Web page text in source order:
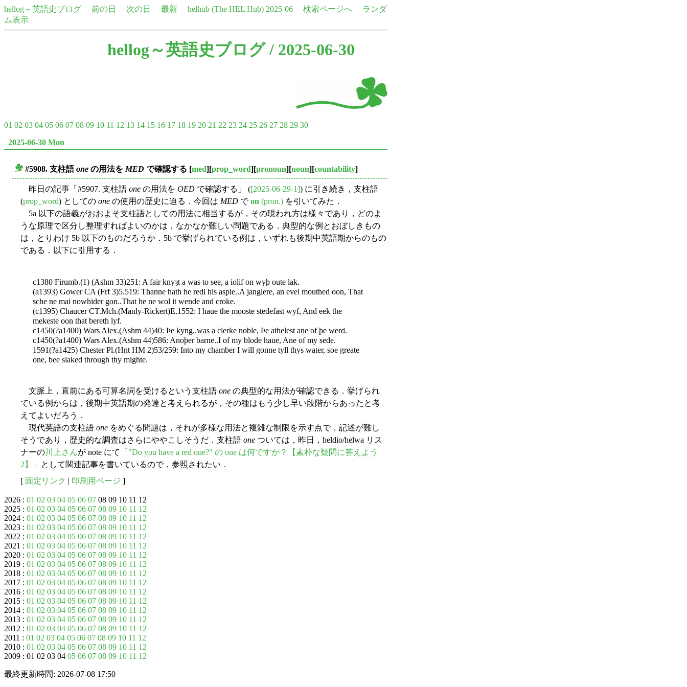
hellog～英語史ブログ 前の日 次の日 最新 helhub (The HEL Hub) 2025-06 検索ページへ
ランダ
ム表示
hellog～英語史ブログ/ 2025-06-30
01 02 03 04 05 06 07 08 09 10 11 12 13 14 15 16 17 18 19 20 21 22 23 24 25 26 27 28 29 30
2025-06-30 Mon
#5908. 支柱語one の用法を MED で確認する [med][prop_word][pronoun][noun][countability]
昨日の記事「#5907. 支柱語 one の用法を OED で確認する」 ([2025-06-29-1]) に引き続き，支柱語
(prop_word) としての one の使用の歴史に迫る．今回は MED でon (pron.) を引いてみた．
5a 以下の語義がおおよそ支柱語としての用法に相当するが，その現われ方は様々であり，どのよ
うな原理で区分し整理すればよいのかは，なかなか難しい問題である．典型的な例とおぼしきもの
は，とりわけ 5b 以下のものだろうか．5b で挙げられている例は，いずれも後期中英語期からのもの
である．以下に引用する．
c1380 Firumb.(1) (Ashm 33)251: A fair knyȝt a was to see, a iolif on wyþ oute lak.
(a1393) Gower CA (Frf 3)5.519: Thanne hath he redi his aspie..A janglere, an evel mouthed oon, That
sche ne mai nowhider gon..That he ne wol it wende and croke.
(c1395) Chaucer CT.Mch.(Manly-Rickert)E.1552: I haue the mooste stedefast wyf, And eek the
mekeste oon that bereth lyf.
c1450(?a1400) Wars Alex.(Ashm 44)40: Þe kyng..was a clerke noble, Þe athelest ane of þe werd.
c1450(?a1400) Wars Alex.(Ashm 44)586: Anoþer barne..I of my blode haue, Ane of my sede.
1591(?a1425) Chester Pl.(Hnt HM 2)53/259: Into my chamber I will gonne tyll thys water, soe greate
one, bee slaked through thy mighte.
文脈上，直前にある可算名詞を受けるという支柱語 one の典型的な用法が確認できる．挙げられ
ている例からは，後期中英語期の発達と考えられるが，その種はもう少し早い段階からあったと考
えてよいだろう．
現代英語の支柱語 one をめぐる問題は，それが多様な用法と複雑な制限を示す点で，記述が難し
そうであり，歴史的な調査はさらにややこしそうだ．支柱語 one ついては，昨日，heldio/helwa リス
ナーの川上さんが note にて
「"Do you have a red one?" の one は何ですか？【素朴な疑問に答えよう
2】」
として関連記事を書いているので，参照されたい．
[ 固定リンク | 印刷用ページ ]
2026 : 01 02 03 04 05 06 07 08 09 10 11 12
2025 : 01 02 03 04 05 06 07 08 09 10 11 12
2024 : 01 02 03 04 05 06 07 08 09 10 11 12
2023 : 01 02 03 04 05 06 07 08 09 10 11 12
2022 : 01 02 03 04 05 06 07 08 09 10 11 12
2021 : 01 02 03 04 05 06 07 08 09 10 11 12
2020 : 01 02 03 04 05 06 07 08 09 10 11 12
2019 : 01 02 03 04 05 06 07 08 09 10 11 12
2018 : 01 02 03 04 05 06 07 08 09 10 11 12
2017 : 01 02 03 04 05 06 07 08 09 10 11 12
2016 : 01 02 03 04 05 06 07 08 09 10 11 12
2015 : 01 02 03 04 05 06 07 08 09 10 11 12
2014 : 01 02 03 04 05 06 07 08 09 10 11 12
2013 : 01 02 03 04 05 06 07 08 09 10 11 12
2012 : 01 02 03 04 05 06 07 08 09 10 11 12
2011 : 01 02 03 04 05 06 07 08 09 10 11 12
2010 : 01 02 03 04 05 06 07 08 09 10 11 12
2009 : 01 02 03 04 05 06 07 08 09 10 11 12
最終更新時間: 2026-07-08 17:50